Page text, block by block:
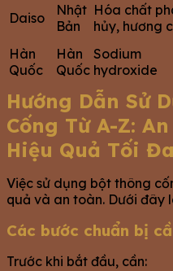
Daiso
Nhật
Bản
Hóa chất
hủy, hương
Hàn
Quốc
Hàn
Quốc
Sodium
hydroxide
Hướng Dẫn Sử
Cống Từ A-Z:
Hiệu Quả Tối Đa
Việc sử dụng bột thông
quả và an toàn. Dưới đây
Các bước chuẩn bị
Trước khi bắt đầu, cần: